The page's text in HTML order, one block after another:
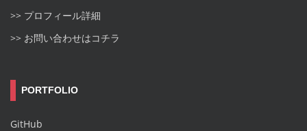
>> プロフィール詳細
>> お問い合わせはコチラ
PORTFOLIO
GitHub